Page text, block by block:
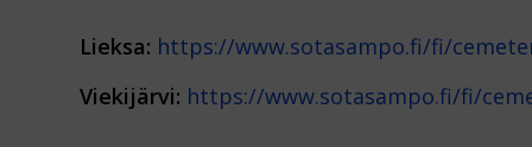
Lieksa: https://www.sotasampo.fi/fi/
Viekijärvi: https://www.sotasampo.fi/fi/